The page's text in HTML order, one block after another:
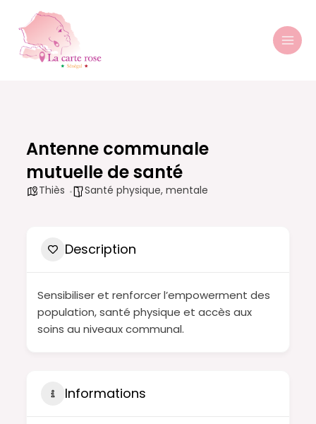
contenu
Antenne communale
mutuelle de santé
Thiès Santé physique, mentale
Description
Sensibiliser et renforcer l’empowerment des
population, santé physique et accès aux
soins au niveaux communal.
Informations